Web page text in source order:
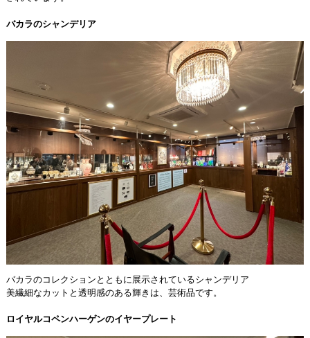
バカラのシャンデリア
バカラのコレクションとともに展示されているシャンデリア
美繊細なカットと透明感のある輝きは、芸術品です。
ロイヤルコペンハーゲンのイヤープレート